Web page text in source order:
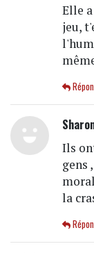
Elle
jeu,
Ils
gens
la